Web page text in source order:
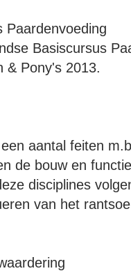
Paardenvoeding
Basiscursus
& Pony's 2013.
aantal feiten
de bouw en
disciplines
van het